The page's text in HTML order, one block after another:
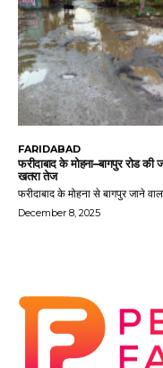
FARIDABAD
फरीदाबाद के मोहना–बागपुर रोड
खतरा तेज
फरीदाबाद के मोहना से बागपुर जाने
December 8, 2025